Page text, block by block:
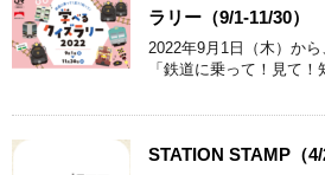
ラリー（9/1-11/30）
2022年9月1日（木）か
「鉄道に乗って！見て！
STATION STAMP（4/